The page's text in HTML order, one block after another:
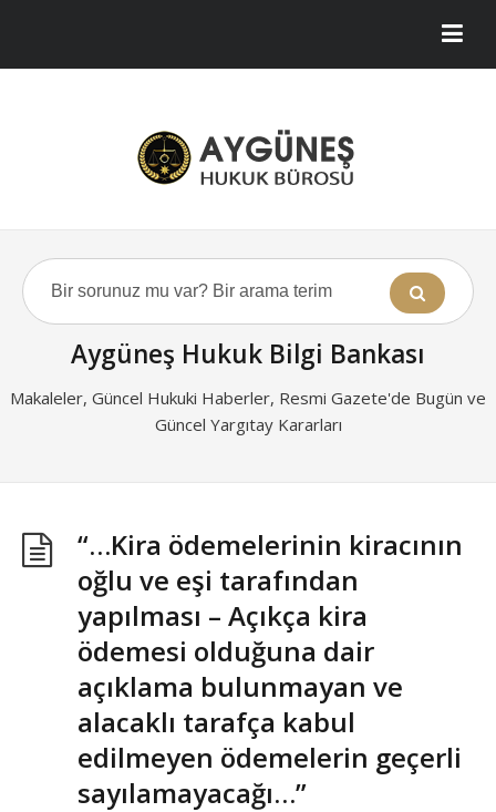
Aygüneş Hukuk Bilgi Bankası
Makaleler, Güncel Hukuki Haberler, Resmi Gazete'de Bugün ve
Güncel Yargıtay Kararları
“…Kira ödemelerinin kiracının
oğlu ve eşi tarafından
yapılması – Açıkça kira
ödemesi olduğuna dair
açıklama bulunmayan ve
alacaklı tarafça kabul
edilmeyen ödemelerin geçerli
sayılamayacağı…”